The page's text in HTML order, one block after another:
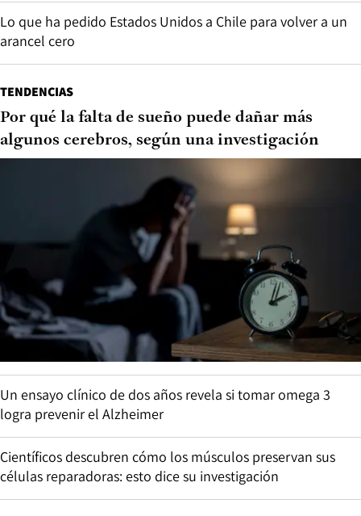
Lo que ha pedido Estados Unidos a Chile para volver a un
arancel cero
TENDENCIAS
Por qué la falta de sueño puede dañar más
algunos cerebros, según una investigación
Un ensayo clínico de dos años revela si tomar omega 3
logra prevenir el Alzheimer
Científicos descubren cómo los músculos preservan sus
células reparadoras: esto dice su investigación